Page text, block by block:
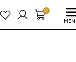
: 5h : 14m : 01s
0